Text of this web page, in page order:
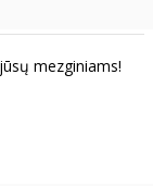
mezginiams!